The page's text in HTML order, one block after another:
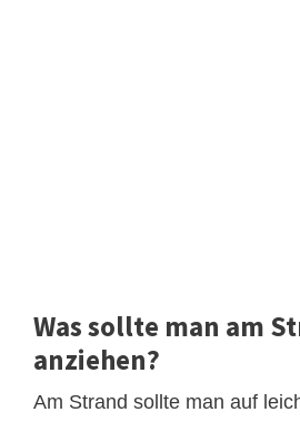
Was sollte man am
anziehen?
Am Strand sollte man auf